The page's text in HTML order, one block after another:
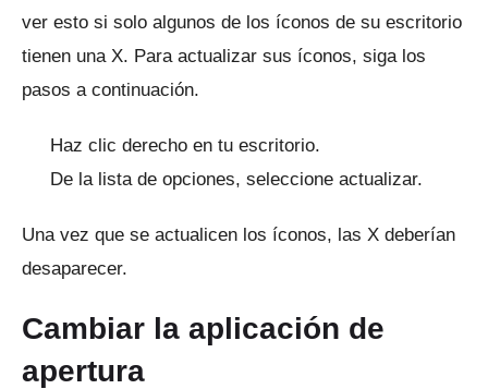
ver esto si solo algunos de los íconos de su escritorio
tienen una X. Para actualizar sus íconos, siga los
pasos a continuación.
Haz clic derecho en tu escritorio.
De la lista de opciones, seleccione actualizar.
Una vez que se actualicen los íconos, las X deberían
desaparecer.
Cambiar la aplicación de
apertura